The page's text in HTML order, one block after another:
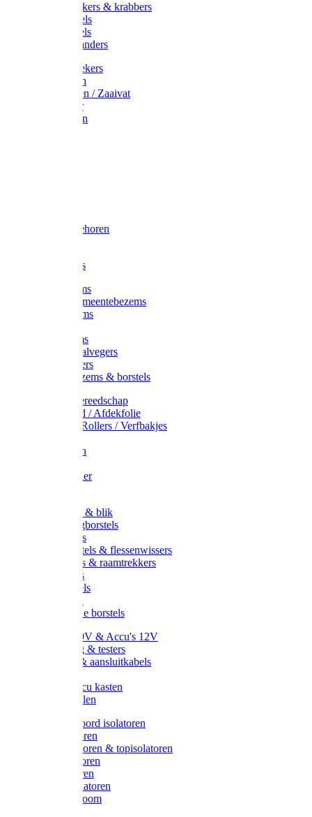
Onkruidstekers & krabbers
Hartschoffels
Ruitschoffels
Onkruidbranders
Graskantstekers
Verticuteren
Strooiwagen / Zaaivat
Grasmaaier
Grasscharen
Slede toebehoren
Composters
Straatbezems
Stads- / Gemeentebezems
Terrasbezems
Gootbezems
Kamer-/Zaalvegers
Vloertrekkers
Onkruidbezems & borstels
Schildersgereedschap
Afplakband / Afdekfolie
Kwasten / Rollers / Verfbakjes
Afdekfoliën
Schuurpapier
Handveger & blik
Voetenveegborstels
Handvegers
Afwasborstels & flessenwissers
Wasborstels & raamtrekkers
Tonborstels
Werkborstels
Hygienische borstels
Batterijen 9V & Accu's 12V
Beveiliging & testers
Kabelsets & aansluitkabels
Metalen accu kasten
Zonnepanelen
Draad & koord isolatoren
Ringisolatoren
Extra isolatoren & topisolatoren
Hoekisolatoren
Lintisolatoren
Afstandisolatoren
Isolatorenboom